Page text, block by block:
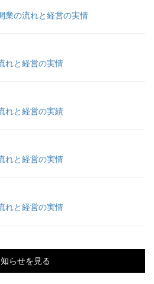
業の流れと経営の実情
れと経営の実情
れと経営の実績
れと経営の実情
れと経営の実情
らせを見る